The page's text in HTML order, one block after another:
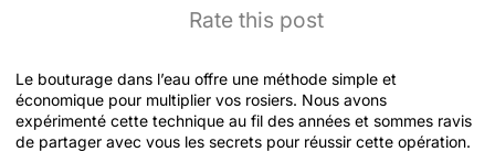
Rate this post
Le bouturage dans l’eau offre une méthode simple et
économique pour multiplier vos rosiers. Nous avons
expérimenté cette technique au fil des années et sommes ravis
de partager avec vous les secrets pour réussir cette opération.